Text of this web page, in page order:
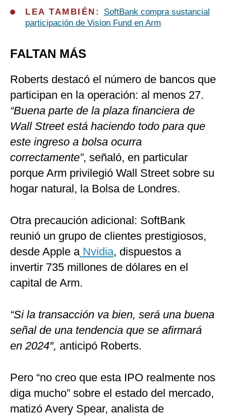
LEA TAMBIÉN: SoftBank compra sustancial
participación de Vision Fund en Arm
FALTAN MÁS
Roberts destacó el número de bancos que
participan en la operación: al menos 27.
“Buena parte de la plaza financiera de
Wall Street está haciendo todo para que
este ingreso a bolsa ocurra
correctamente”, señaló, en particular
porque Arm privilegió Wall Street sobre su
hogar natural, la Bolsa de Londres.
Otra precaución adicional: SoftBank
reunió un grupo de clientes prestigiosos,
desde Apple aNvidia, dispuestos a
invertir 735 millones de dólares en el
capital de Arm.
“Si la transacción va bien, será una buena
señal de una tendencia que se afirmará
en 2024″, anticipó Roberts.
Pero “no creo que esta IPO realmente nos
diga mucho” sobre el estado del mercado,
matizó Avery Spear, analista de